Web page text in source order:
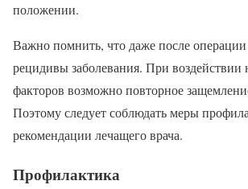
положении.
Важно помнить, что даже после
рецидивы заболевания. При воздействии
факторов возможно повторное
Поэтому следует соблюдать меры
рекомендации лечащего врача.
Профилактика